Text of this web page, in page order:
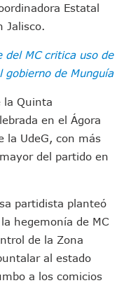
Don Juan Ramírez En Puerto
Asamblea Informativa En La
Verano Puede Costar Hasta
Cocodrilos En Playas De
A Juan Carlos Castro
Francisco Alejandro
Sobre Nuevo
Una “Casa De Día”
En Acuerdos Para
Armado Desatan Operativo
Concesión Y Anuncian Plan De
De Salud Animal Y
Estatal
Jalisco.
del MC critica uso de
gobierno de Munguía
la Quinta
en el Ágora
la UdeG, con más
del partido en
partidista planteó
hegemonía de MC
de la Zona
al estado
a los comicios